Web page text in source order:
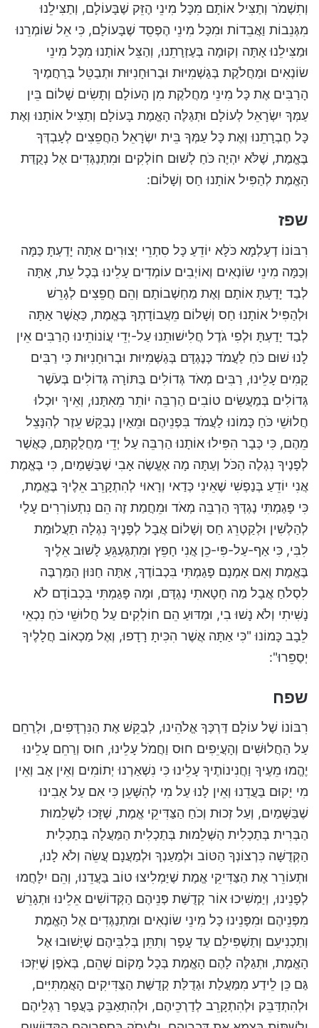
וְתִשְׁמֹר וְתַצִּיל אוֹתָם מִכָּל מִינֵי הֶזֵּק שֶׁבָּעוֹלָם, וְתַצִּילֵנוּ
מִגְּנֵבוֹת וַאֲבֵדוֹת וּמִכָּל מִינֵי הֶפְסֵד שֶׁבָּעוֹלָם, כִּי אֵל שׁוֹמְרֵנוּ
וּמַצִּילֵנוּ אָתָּה וְקוּמָה בְּעֶזְרָתֵנוּ, וְהַצֵּל אוֹתָנוּ מִכָּל מִינֵי
שׂוֹנְאִים וּמַחֲלֹקֶת בְּגַשְׁמִיּוּת וּבְרוּחָנִיּוּת וּתְבַטֵּל בְּרַחֲמֶיךָ
הָרַבִּים אֶת כָּל מִינֵי מַחֲלֹקֶת מִן הָעוֹלָם וְתָשִׂים שָׁלוֹם בֵּין
עַמְּךָ יִשְׂרָאֵל לְעוֹלָם וּתְגַלֶּה הָאֱמֶת בָּעוֹלָם וְתַצִּיל אוֹתָנוּ וְאֶת
כָּל חֶבְרָתֵנוּ וְאֶת כָּל עַמְּךָ בֵּית יִשְׂרָאֵל הַחֲפֵצִים לְעָבְדְּךָ
בֶּאֱמֶת, שֶׁלֹּא יִהְיֶה כֹּחַ לְשׁוּם חוֹלְקִים וּמִתְנַגְּדִים אֶל נְקֻדַּת
הָאֱמֶת לְהַפִּיל אוֹתָנוּ חַס וְשָׁלוֹם:
שפז
רִבּוֹנוֹ דְעָלְמָא כֹּלָּא יוֹדֵעַ כָּל סִתְרֵי יְצוּרִים אַתָּה יָדַעְתָּ כַּמָּה
וְכַמָּה מִינֵי שׂוֹנְאִים וְאוֹיְבִים עוֹמְדִים עָלֵינוּ בְּכָל עֵת, אַתָּה
לְבַד יָדַעְתָּ אוֹתָם וְאֶת מַחְשְׁבוֹתָם וְהֵם חֲפֵצִים לְגָרֵשׁ
וּלְהַפִּיל אוֹתָנוּ חַס וְשָׁלוֹם מֵעֲבוֹדָתְךָ בֶּאֱמֶת, כַּאֲשֶׁר אַתָּה
לְבַד יָדַעְתָּ וּלְפִי גֹדֶל חֲלִישׁוּתֵנוּ עַל-יְדֵי עֲוֹנוֹתֵינוּ הָרַבִּים אֵין
לָנוּ שׁוּם כֹּחַ לַעֲמֹד כְּנֶגְדָּם בְּגַשְׁמִיּוּת וּבְרוּחָנִיּוּת כִּי רַבִּים
קָמִים עָלֵינוּ, רַבִּים מְאֹד גְּדוֹלִים בַּתּוֹרָה גְּדוֹלִים בְּעֹשֶׁר
גְּדוֹלִים בְּמַעֲשִׂים טוֹבִים הַרְבֵּה יוֹתֵר מֵאִתָּנוּ, וְאֵיךְ יוּכְלוּ
חֲלוּשֵׁי כֹּחַ כָּמוֹנוּ לַעֲמֹד בִּפְנֵיהֶם וּמֵאַיִן נְבַקֵּשׁ עֵזֶר לְהִנָּצֵל
מֵהֶם, כִּי כְּבָר הִפִּילוּ אוֹתָנוּ הַרְבֵּה עַל יְדֵי מַחֲלֻקְתָּם, כַּאֲשֶׁר
לְפָנֶיךָ נִגְלֶה הַכֹּל וְעַתָּה מָה אֶעֱשֶׂה אָבִי שֶׁבַּשָּׁמַיִם, כִּי בֶּאֱמֶת
אֲנִי יוֹדֵעַ בְּנַפְשִׁי שֶׁאֵינִי כְּדַאי וְרָאוּי לְהִתְקָרֵב אֵלֶיךָ בֶּאֱמֶת,
כִּי פָּגַמְתִּי נֶגְדְּךָ הַרְבֵּה מְאֹד וּמֵחֲמַת זֶה הֵם נִתְעוֹרְרִים עָלַי
לְהַלְשִׁין וּלְקַטְרֵג חַס וְשָׁלוֹם אֲבָל לְפָנֶיךָ נִגְלָה תַעֲלוּמַת
לִבִּי, כִּי אַף-עַל-פִּי-כֵן אֲנִי חָפֵץ וּמִתְגַּעְגֵּעַ לָשׁוּב אֵלֶיךָ
בֶּאֱמֶת וְאִם אָמְנָם פָּגַמְתִּי בִּכְבוֹדֶךָ, אַתָּה חַנּוּן הַמַּרְבֶּה
לִסְלֹחַ אֲבָל מַה חָטָאתִי נֶגְדָּם, וּמָה פָּגַמְתִּי בִּכְבוֹדָם לֹא
נָשִׁיתִי וְלֹא נָשׁוּ בִי, וּמַדּוּעַ הֵם חוֹלְקִים עַל חֲלוּשֵׁי כֹּחַ נִכְאֵי
לֵבָב כָּמוֹנוּ "כִּי אַתָּה אֲשֶׁר הִכִּיתָ רָדָפוּ, וְאֶל מַכְאוֹב חֲלָלֶיךָ
יְסַפֵּרוּ":
שפח
רִבּוֹנוֹ שֶׁל עוֹלָם דַּרְכְּךָ אֱלֹהֵינוּ, לְבַקֵּשׁ אֶת הַנִּרְדָּפִים, וּלְרַחֵם
עַל הַחֲלוּשִׁים וְהָעֲיֵפִים חוּס וַחֲמֹל עָלֵינוּ, חוּס וְרַחֵם עָלֵינוּ
יֶהֱמוּ מֵעֶיךָ וַחֲנִינוֹתֶיךָ עָלֵינוּ כִּי נִשְׁאַרְנוּ יְתוֹמִים וְאֵין אָב וְאֵין
מִי יָקוּם בַּעֲדֵנוּ וְאֵין לָנוּ עַל מִי לְהִשָּׁעֵן כִּי אִם עַל אָבִינוּ
שֶׁבַּשָּׁמַיִם, וְעַל זְכוּת וְכֹחַ הַצַּדִּיקֵי אֱמֶת, שֶׁזָּכוּ לִשְׁלֵמוּת
הַבְּרִית בְּתַכְלִית הַשְּׁלֵמוּת בְּתַכְלִית הַמַּעֲלָה בְּתַכְלִית
הַקְּדֻשָּׁה כִּרְצוֹנְךָ הַטּוֹב וּלְמַעַנְךָ וּלְמַעֲנָם עֲשֵׂה וְלֹא לָנוּ,
וּתְעוֹרֵר אֶת הַצַּדִּיקֵי אֱמֶת שֶׁיַּמְלִיצוּ טוֹב בַּעֲדֵנוּ, וְהֵם יִלָּחֲמוּ
לְפָנֵינוּ, וְיַמְשִׁיכוּ אוֹר קְדֻשַּׁת פְּנֵיהֶם הַקְּדוֹשִׁים אֵלֵינוּ וּתְגָרֵשׁ
מִפְּנֵיהֶם וּמִפָּנֵינוּ כָּל מִינֵי שׂוֹנְאִים וּמִתְנַגְּדִים אֶל הָאֱמֶת
וְתַכְנִיעֵם וְתַשְׁפִּילֵם עַד עָפָר וְתִתֵּן בְּלִבֵּיהֶם שֶׁיָּשׁוּבוּ אֶל
הָאֱמֶת, וּתְגַלֶּה לָהֶם הָאֱמֶת בְּכָל מָקוֹם שֶׁהֵם, בְּאֹפֶן שֶׁיִּזְכּוּ
גַּם כֵּן לֵידַע מִמַּעֲלַת וּגְדֻלַּת קְדֻשַּׁת הַצַּדִּיקִים הָאֲמִתִּיִּים,
וּלְהִתְדַּבֵּק וּלְהִתְקָרֵב לְדַרְכֵיהֶם, וּלְהִתְאַבֵּק בַּעֲפַר רַגְלֵיהֶם